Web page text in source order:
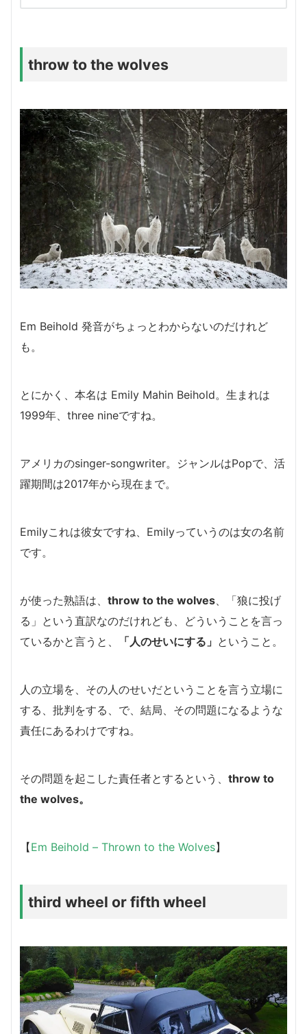
throw to the wolves
Em Beihold 発音がちょっとわからないのだけれど
も。
とにかく、本名は Emily Mahin Beihold。生まれは
1999年、three nineですね。
アメリカのsinger-songwriter。 ジャンルはPopで、 活
躍期間は2017年から現在まで。
Emilyこれは彼女ですね、Emilyっていうのは女の名前
です。
が使った熟語は、 throw to the wolves
「狼に投げ
る」 という直訳なのだけれども、 どういうことを言っ
ているかと言うと、
「人のせいにする」 ということ。
人の立場を、その人のせいだということを言う立場に
する、批判をする、で、結局、その問題になるような
責任にあるわけですね。
その問題を起こした責任者とするという、 throw to
the wolves。
【Em Beihold – Thrown to the Wolves】
third wheel or fifth wheel